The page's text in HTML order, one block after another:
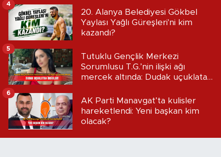
20. Alanya Belediyesi Gökbel
Yaylası Yağlı Güreşleri'ni kim
kazandı?
4
Tutuklu Gençlik Merkezi
Sorumlusu T.G.’nin ilişki ağı
mercek altında: Dudak uçuklatan
5
AK Parti Manavgat’ta kulisler
hareketlendi: Yeni başkan kim
olacak?
6